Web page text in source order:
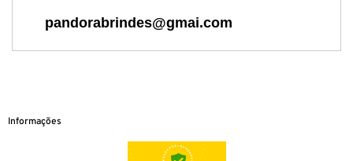
pandorabrindes@gmai.com
Informações